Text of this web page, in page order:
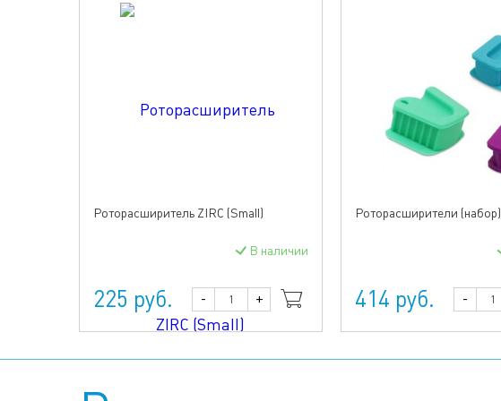
Роторасширитель ZIRC (Small)
В наличии
225 руб. - +
Роторасширители (набор)
414 руб. -